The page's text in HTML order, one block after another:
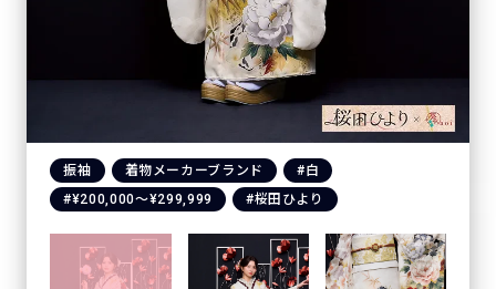
振袖 着物メーカーブランド
#白
#¥200,000〜¥299,999
#桜田ひより